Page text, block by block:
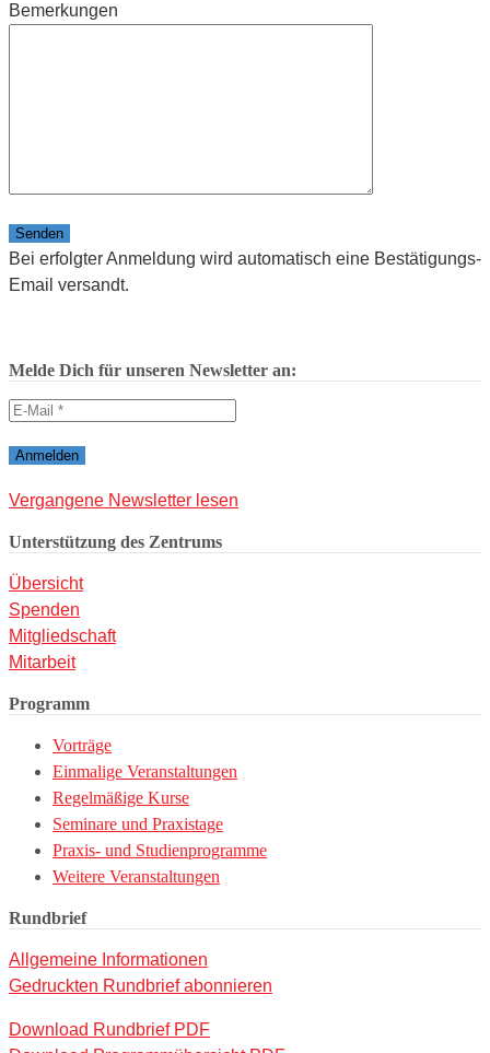
Bemerkungen
Bitte lasse dieses Feld leer.
Bei erfolgter Anmeldung wird automatisch eine Bestätigungs-
Email versandt.
Melde Dich für unseren Newsletter an:
Vergangene Newsletter lesen
Unterstützung des Zentrums
Übersicht
Spenden
Mitgliedschaft
Mitarbeit
Programm
Vorträge
Einmalige Veranstaltungen
Regelmäßige Kurse
Seminare und Praxistage
Praxis- und Studienprogramme
Weitere Veranstaltungen
Rundbrief
Allgemeine Informationen
Gedruckten Rundbrief abonnieren
Download Rundbrief PDF